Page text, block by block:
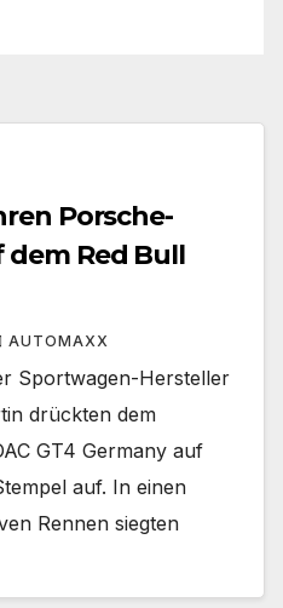
Porsche-
Red Bull
AUTOMAXX
Sportwagen-Hersteller
drückten dem
GT4 Germany auf
auf. In einen
Rennen siegten